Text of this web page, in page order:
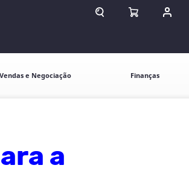
ABRIR CAMPO DE
ABRIR
Vendas e Negociação Finanças
a